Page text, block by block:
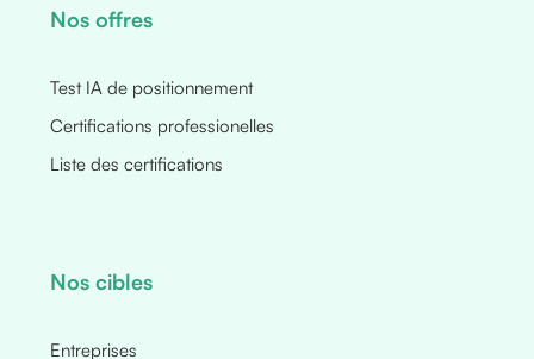
Nos offres
Test IA de positionnement
Certifications professionelles
Liste des certifications
Nos cibles
Entreprises